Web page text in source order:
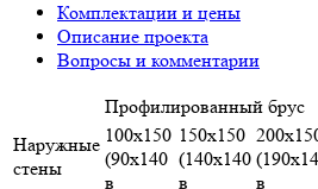
Комплектации и цены
Описание проекта
Вопросы и комментарии
Наружные
стены
Профилированный брус
100х150
(90х140
в
150х150
(140х140
в
в